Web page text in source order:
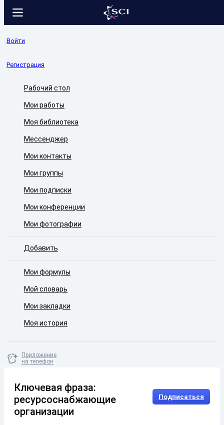
Войти
Регистрация
Рабочий стол
Мои работы
Моя библиотека
Мессенджер
Мои контакты
Мои группы
Мои подписки
Мои конференции
Мои фотографии
Добавить
Мои формулы
Мой словарь
Мои закладки
Моя история
Приложение
на телефон
Ключевая фраза:
ресурсоснабжающие
организации
Подписаться